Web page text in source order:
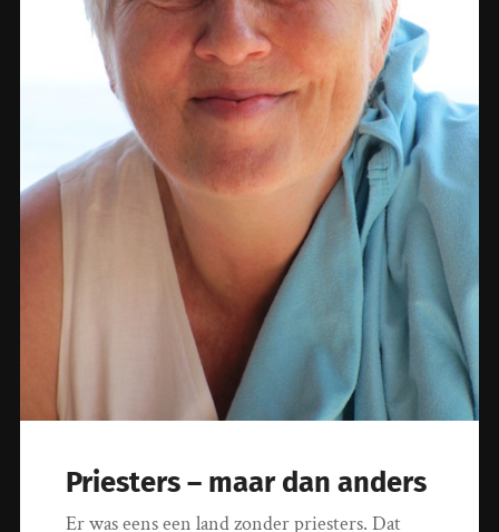
Priesters – maar dan anders
Er was eens een land zonder priesters. Dat